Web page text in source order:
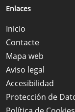
Enlaces
Inicio
Contacte
Mapa web
Aviso legal
Accesibilidad
Protección de